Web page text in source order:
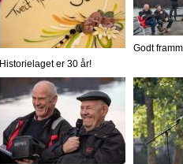
Historielaget er 30 år!
Godt